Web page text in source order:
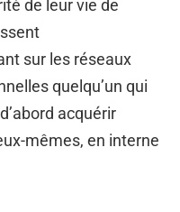
de leur vie de
sur les réseaux
quelqu’un qui
acquérir
mêmes, en interne